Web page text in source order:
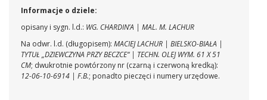
Informacje o dziele:
opisany i sygn. l.d.: WG. CHARDIN’A | MAL. M. LACHUR
Na odwr. l.d. (długopisem): MACIEJ LACHUR | BIELSKO-BIAŁA |
TYTUŁ „DZIEWCZYNA PRZY BECZCE“ | TECHN. OLEJ WYM. 61 X 51
CM; dwukrotnie powtórzony nr (czarną i czerwoną kredką):
12-06-10-6914 | F.B.; ponadto pieczęci i numery urzędowe.